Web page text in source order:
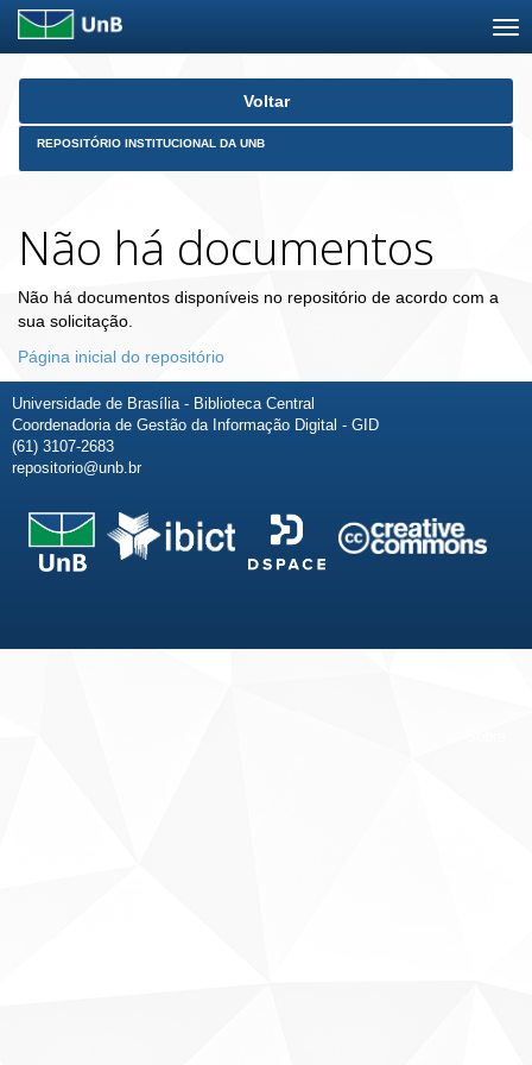
Skip
Voltar
REPOSITÓRIO INSTITUCIONAL DA UNB
Não há documentos
Não há documentos disponíveis no repositório de acordo com a
sua solicitação.
Página inicial do repositório
Universidade de Brasília - Biblioteca Central
Coordenadoria de Gestão da Informação Digital - GID
(61) 3107-2683
repositorio@unb.br